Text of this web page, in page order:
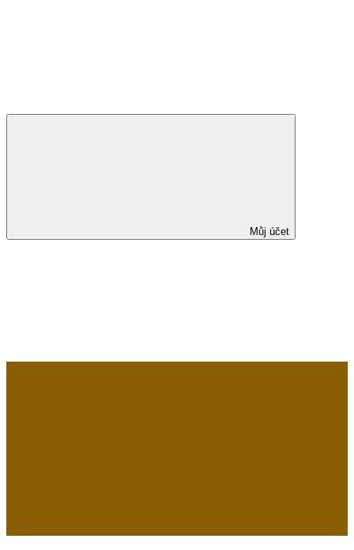
Můj účet